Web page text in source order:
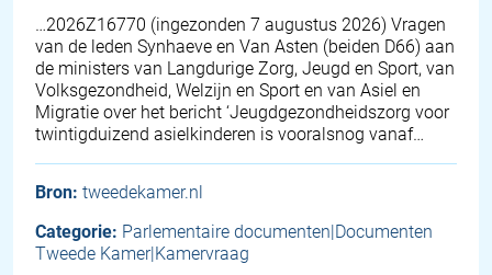
… 2026Z16770 (ingezonden 7 augustus 2026) Vragen
van de leden Synhaeve en Van Asten (beiden D66) aan
de ministers van Langdurige Zorg, Jeugd en Sport, van
Volksgezondheid, Welzijn en Sport en van Asiel en
Migratie over het bericht ‘Jeugdgezondheidszorg voor
twintigduizend asielkinderen is vooralsnog vanaf…
Bron: tweedekamer.nl
Categorie: Parlementaire documenten|Documenten
Tweede Kamer|Kamervraag